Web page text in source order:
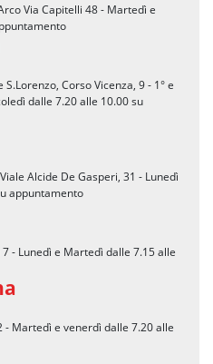
Via Capitelli 48 - Martedì e
Corso Vicenza, 9 - 1° e
dalle 7.20 alle 10.00 su
Alcide De Gasperi, 31 - Lunedì
appuntamento
- Lunedì e Martedì dalle 7.15 alle
- Martedì e venerdì dalle 7.20 alle